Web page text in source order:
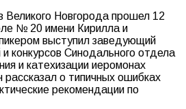
Великого Новгорода прошел 12
№ 20 имени Кирилла и
выступил заведующий
конкурсов Синодального отдела
и катехизации иеромонах
о типичных ошибках
рекомендации по